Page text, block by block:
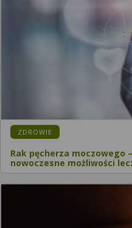
ZDROWIE
Rak pęcherza
nowoczesne możliwości